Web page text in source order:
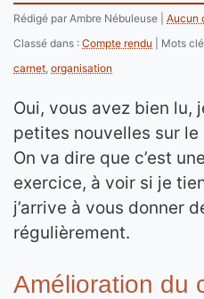
Rédigé par Ambre Nébuleuse
Aucun
Classé dans : Compte rendu Mots
carnet, organisation
Oui, vous avez bien lu,
petites nouvelles sur
On va dire que c’est
exercice, à voir si je
j’arrive à vous donner
régulièrement.
Amélioration du